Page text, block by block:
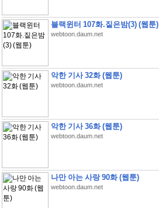
블랙윈터 107화.짙은밤(3) (웹툰)
webtoon.daum.net
악한 기사 32화 (웹툰)
webtoon.daum.net
악한 기사 36화 (웹툰)
webtoon.daum.net
나만 아는 사랑 90화 (웹툰)
webtoon.daum.net